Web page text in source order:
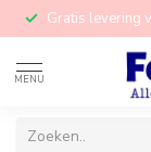
Gratis levering
MENU